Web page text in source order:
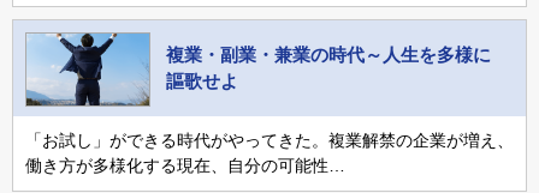
複業・副業・兼業の時代～人生を多様に
謳歌せよ
「お試し」ができる時代がやってきた。複業解禁の企業が増え、
働き方が多様化する現在、自分の可能性…